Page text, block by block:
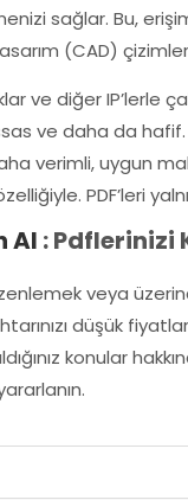
sağlar. Bu,
(CAD)
ve diğer IP’lerle
ve daha da
verimli, uygun
PDF’leri
Al : Pdflerinizi
veya
düşük
konular